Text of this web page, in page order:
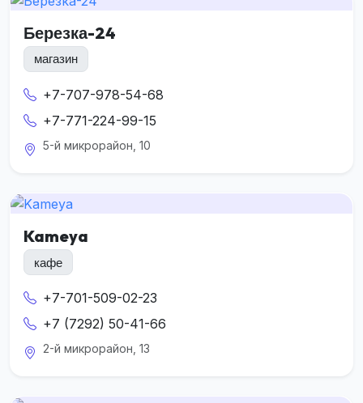
Березка-24
магазин
+7-707-978-54-68
+7-771-224-99-15
5-й микрорайон, 10
Kameya
кафе
+7-701-509-02-23
+7 (7292) 50-41-66
2-й микрорайон, 13